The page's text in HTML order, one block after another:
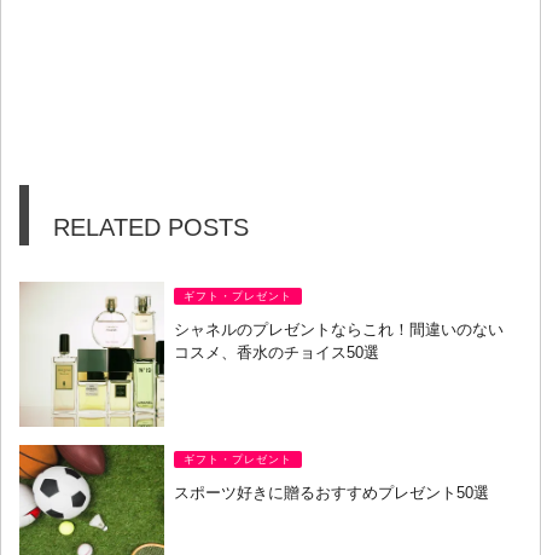
RELATED POSTS
ギフト・プレゼント
シャネルのプレゼントならこれ！間違いのない
コスメ、香水のチョイス50選
ギフト・プレゼント
スポーツ好きに贈るおすすめプレゼント50選